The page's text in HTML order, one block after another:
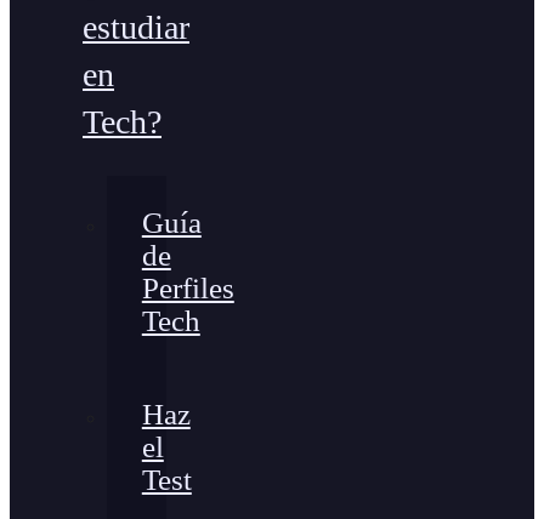
estudiar
en
Tech?
Guía
de
Perfiles
Tech
Haz
el
Test